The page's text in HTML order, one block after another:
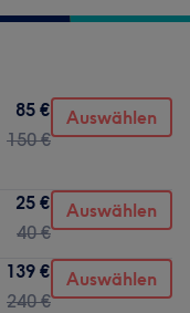
85 €
150 €
Auswählen
25 €
40 €
Auswählen
139 €
240 €
Auswählen